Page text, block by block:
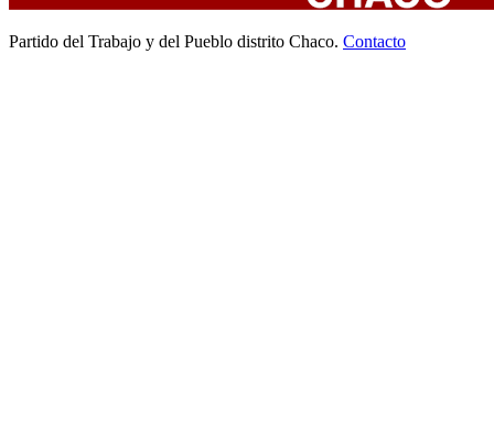
Partido del Trabajo y del Pueblo distrito Chaco. Contacto